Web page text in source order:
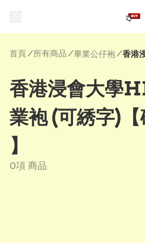
首頁/ 所有商品 /畢業公仔袍/
香港浸會大學
業袍 (可綉字)
】
0項 商品